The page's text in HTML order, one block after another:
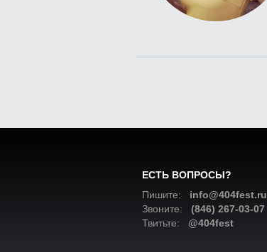
ЕСТЬ ВОПРОСЫ?
Пишите: info@404fest.ru
Звоните: (846) 267-03-07
Твитьте: @404fest